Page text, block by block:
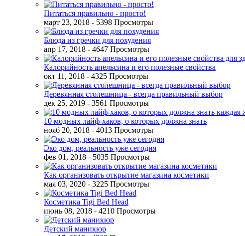
Питаться правильно - просто!
март 23, 2018 - 5398 Просмотры
Блюда из гречки для похудения
апр 17, 2018 - 4647 Просмотры
Калорийность апельсина и его полезные свойства
окт 11, 2018 - 4325 Просмотры
Деревянная столешница - всегда правильный выбор
дек 25, 2019 - 3561 Просмотры
10 модных лайф-хаков, о которых должна знать
нояб 20, 2018 - 4013 Просмотры
Эко дом, реальность уже сегодня
фев 01, 2018 - 5035 Просмотры
Как организовать открытие магазина косметики
мая 03, 2020 - 3225 Просмотры
Косметика Tigi Bed Head
июнь 08, 2018 - 4210 Просмотры
Детский маникюр